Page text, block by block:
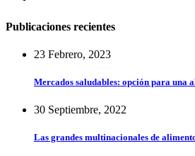
Publicaciones recientes
23 Febrero, 2023
Mercados saludables: opción para una
30 Septiembre, 2022
Las grandes multinacionales de